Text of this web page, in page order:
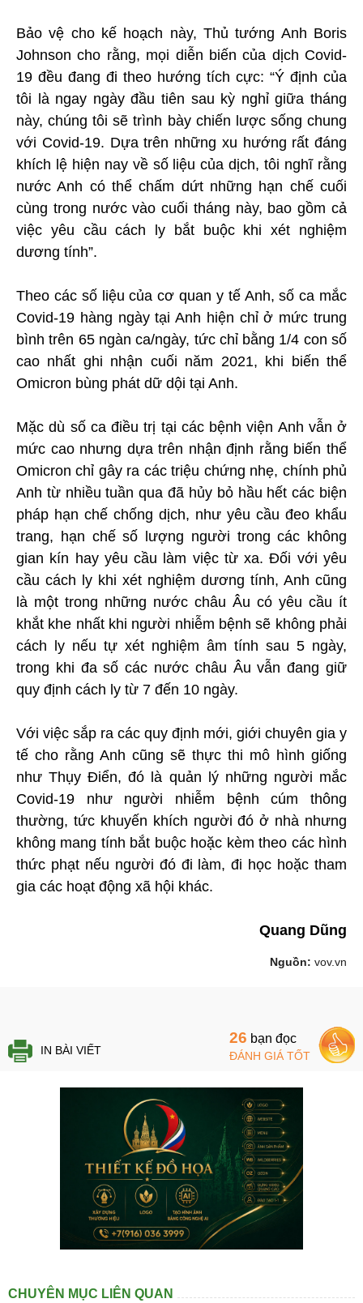
Bảo vệ cho kế hoạch này, Thủ tướng Anh Boris
Johnson cho rằng, mọi diễn biến của dịch Covid-
19 đều đang đi theo hướng tích cực: “Ý định của
tôi là ngay ngày đầu tiên sau kỳ nghỉ giữa tháng
này, chúng tôi sẽ trình bày chiến lược sống chung
với Covid-19. Dựa trên những xu hướng rất đáng
khích lệ hiện nay về số liệu của dịch, tôi nghĩ rằng
nước Anh có thể chấm dứt những hạn chế cuối
cùng trong nước vào cuối tháng này, bao gồm cả
việc yêu cầu cách ly bắt buộc khi xét nghiệm
dương tính”.
Theo các số liệu của cơ quan y tế Anh, số ca mắc
Covid-19 hàng ngày tại Anh hiện chỉ ở mức trung
bình trên 65 ngàn ca/ngày, tức chỉ bằng 1/4 con số
cao nhất ghi nhận cuối năm 2021, khi biến thể
Omicron bùng phát dữ dội tại Anh.
Mặc dù số ca điều trị tại các bệnh viện Anh vẫn ở
mức cao nhưng dựa trên nhận định rằng biến thể
Omicron chỉ gây ra các triệu chứng nhẹ, chính phủ
Anh từ nhiều tuần qua đã hủy bỏ hầu hết các biện
pháp hạn chế chống dịch, như yêu cầu đeo khẩu
trang, hạn chế số lượng người trong các không
gian kín hay yêu cầu làm việc từ xa. Đối với yêu
cầu cách ly khi xét nghiệm dương tính, Anh cũng
là một trong những nước châu Âu có yêu cầu ít
khắt khe nhất khi người nhiễm bệnh sẽ không phải
cách ly nếu tự xét nghiệm âm tính sau 5 ngày,
trong khi đa số các nước châu Âu vẫn đang giữ
quy định cách ly từ 7 đến 10 ngày.
Với việc sắp ra các quy định mới, giới chuyên gia y
tế cho rằng Anh cũng sẽ thực thi mô hình giống
như Thụy Điển, đó là quản lý những người mắc
Covid-19 như người nhiễm bệnh cúm thông
thường, tức khuyến khích người đó ở nhà nhưng
không mang tính bắt buộc hoặc kèm theo các hình
thức phạt nếu người đó đi làm, đi học hoặc tham
gia các hoạt động xã hội khác.
Quang Dũng
Nguồn: vov.vn
IN BÀI VIẾT
26 bạn đọc
ĐÁNH GIÁ TỐT
CHUYÊN MỤC LIÊN QUAN